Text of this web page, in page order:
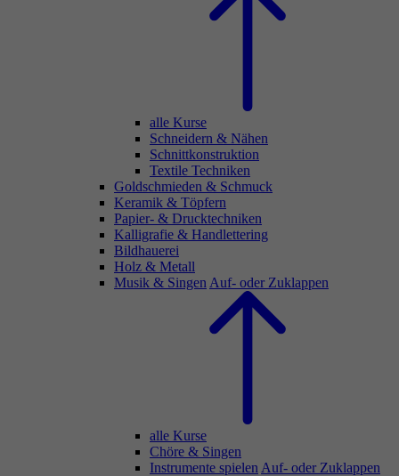
alle Kurse
Schneidern & Nähen
Schnittkonstruktion
Textile Techniken
Goldschmieden & Schmuck
Keramik & Töpfern
Papier- & Drucktechniken
Kalligrafie & Handlettering
Bildhauerei
Holz & Metall
Musik & Singen Auf- oder Zuklappen
alle Kurse
Chöre & Singen
Instrumente spielen Auf- oder Zuklappen